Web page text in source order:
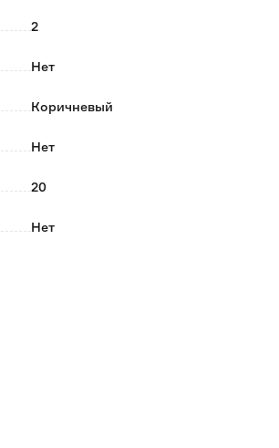
2
Нет
Коричневый
Нет
20
Нет